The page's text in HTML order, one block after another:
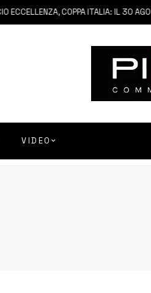
COPPA ITALIA: IL 30 AGOSTO
VIDEO